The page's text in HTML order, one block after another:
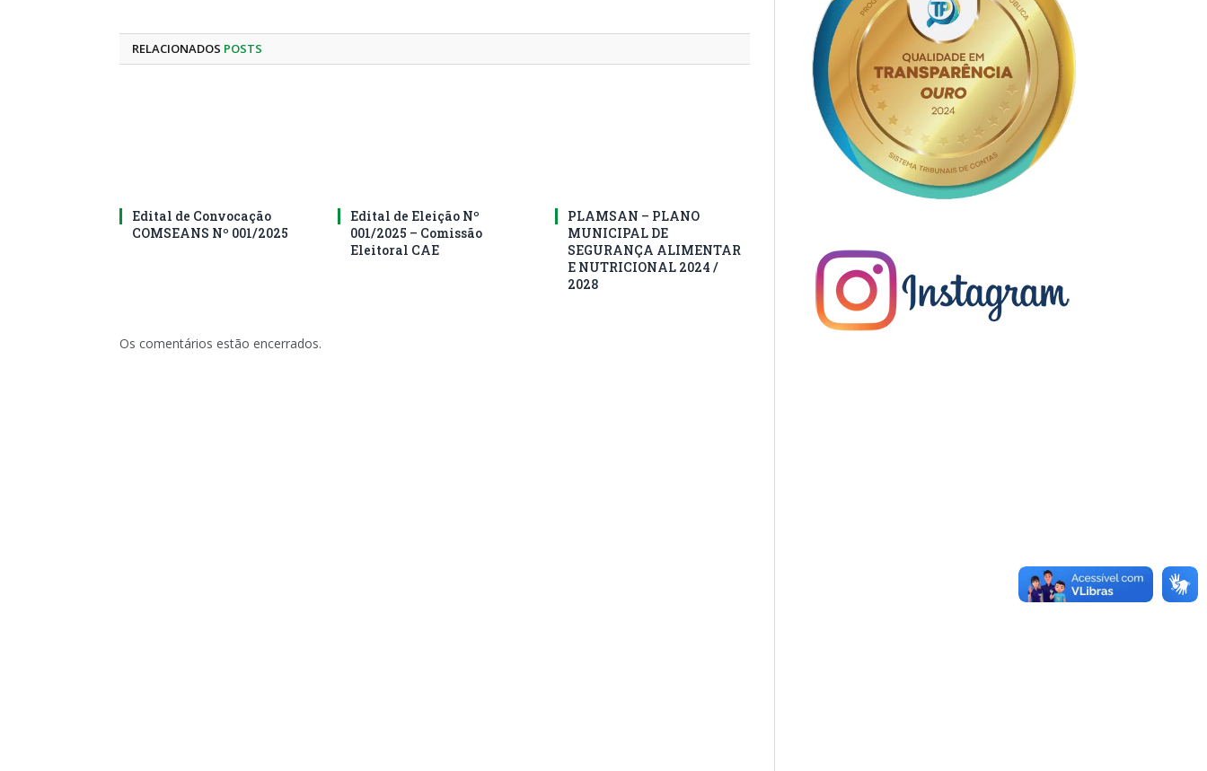
RELACIONADOS POSTS
Edital de Convocação
COMSEANS Nº 001/2025
Edital de Eleição Nº
001/2025 – Comissão
Eleitoral CAE
PLAMSAN – PLANO
MUNICIPAL DE
SEGURANÇA ALIMENTAR
E NUTRICIONAL 2024 /
2028
Os comentários estão encerrados.